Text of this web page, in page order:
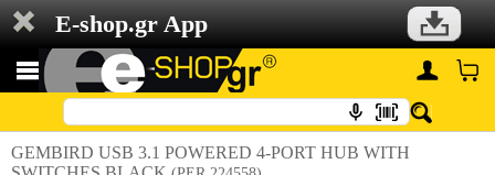
E-shop.gr App
GEMBIRD USB 3.1 POWERED 4-PORT HUB WITH